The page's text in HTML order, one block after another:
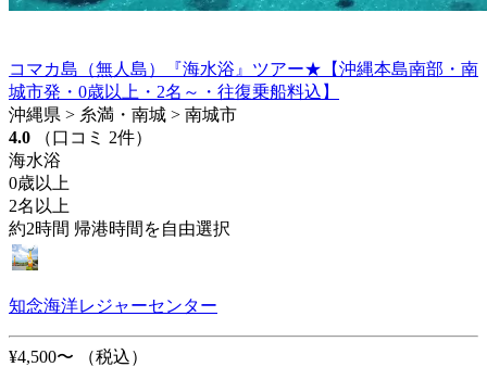
コマカ島（無人島）『海水浴』ツアー★【沖縄本島南部・南
城市発・0歳以上・2名～・往復乗船料込】
沖縄県 > 糸満・南城 > 南城市
4.0
（口コミ 2件）
海水浴
0歳以上
2名以上
約2時間 帰港時間を自由選択
知念海洋レジャーセンター
¥4,500〜
（税込）